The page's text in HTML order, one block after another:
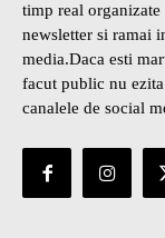
timp real organizate
newsletter si ramai
media.Daca esti
facut public nu
canalele de social